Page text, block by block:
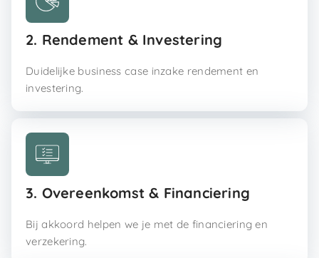
2. Rendement & Investering
Duidelijke business case inzake rendement en
investering.
3. Overeenkomst & Financiering
Bij akkoord helpen we je met de financiering en
verzekering.